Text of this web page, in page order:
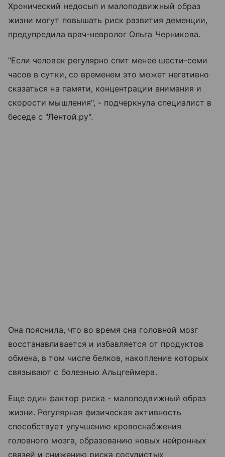
Хронический недосып и малоподвижный образ
жизни могут повышать риск развития деменции,
предупредила врач-невролог Ольга Черникова.
"Если человек регулярно спит менее шести-семи
часов в сутки, со временем это может негативно
сказаться на памяти, концентрации внимания и
скорости мышления", - подчеркнула специалист в
беседе с "Лентой.ру".
Она пояснила, что во время сна головной мозг
восстанавливается и избавляется от продуктов
обмена, в том числе белков, накопление которых
связывают с болезнью Альцгеймера.
Еще один фактор риска - малоподвижный образ
жизни. Регулярная физическая активность
способствует улучшению кровоснабжения
головного мозга, образованию новых нейронных
связей и снижению риска сосудистых